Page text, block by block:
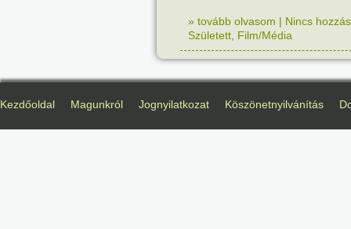
» tovább olvasom | Nincs
Született Film/Média
Kezdőoldal Magunkról Jognyilatkozat Köszönetnyilvánítás